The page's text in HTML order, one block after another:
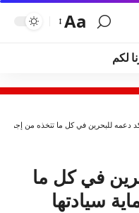
Aa
لكم
دعمه للبحرين في كل ما تتخذه من إجراءات
في كل ما
سيادتها